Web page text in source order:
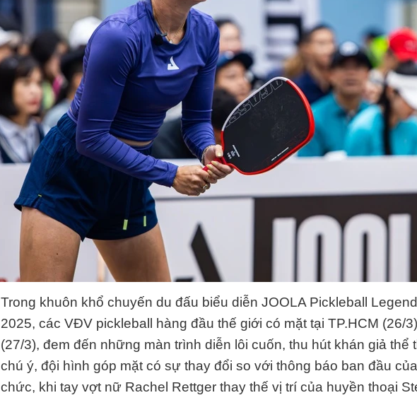
Trong khuôn khổ chuyến du đấu biểu diễn JOOLA Pickleball
2025, các VĐV pickleball hàng đầu thế giới có mặt tại TP.HCM (26/
(27/3), đem đến những màn trình diễn lôi cuốn, thu hút khán giả thể
chú ý, đội hình góp mặt có sự thay đổi so với thông báo ban đầu
chức, khi tay vợt nữ Rachel Rettger thay thế vị trí của huyền thoại